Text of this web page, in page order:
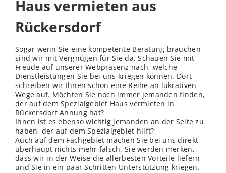
Haus vermieten aus
Rückersdorf
Sogar wenn Sie eine kompetente Beratung brauchen
sind wir mit Vergnügen für Sie da. Schauen Sie mit
Freude auf unserer Webpräsenz nach, welche
Dienstleistungen Sie bei uns kriegen können. Dort
schreiben wir Ihnen schon eine Reihe an lukrativen
Wege auf. Möchten Sie noch immer jemanden finden,
der auf dem Spezialgebiet Haus vermieten in
Rückersdorf Ahnung hat?
Ihnen ist es ebenso wichtig jemanden an der Seite zu
haben, der auf dem Spezialgebiet hilft?
Auch auf dem Fachgebiet machen Sie bei uns direkt
überhaupt nichts mehr falsch. Sie werden merken,
dass wir in der Weise die allerbesten Vorteile liefern
und Sie in ein paar Schritten Unterstützung kriegen.